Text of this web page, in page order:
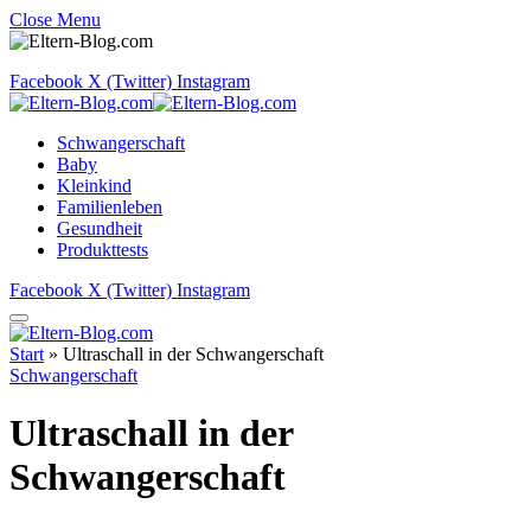
Close Menu
Facebook X (Twitter) Instagram
Schwangerschaft
Baby
Kleinkind
Familienleben
Gesundheit
Produkttests
Facebook X (Twitter) Instagram
Start » Ultraschall in der Schwangerschaft
Schwangerschaft
Ultraschall in der
Schwangerschaft